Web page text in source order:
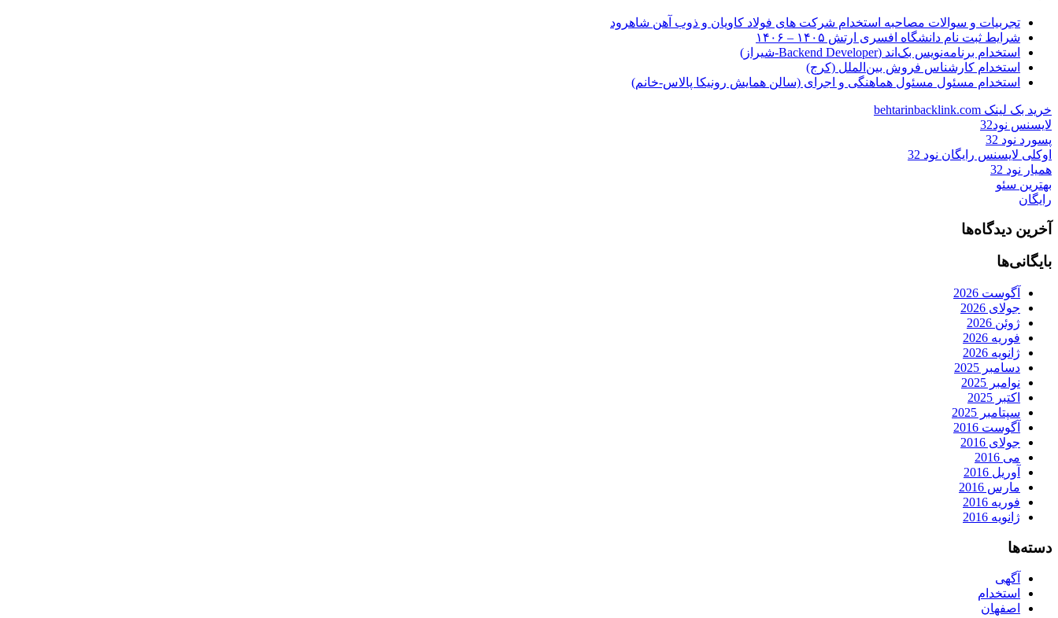
تجربیات و سوالات مصاحبه استخدام شرکت های فولاد کاویان و ذوب آهن شاهرود
شرایط ثبت نام دانشگاه افسری ارتش ۱۴۰۵ – ۱۴۰۶
استخدام برنامه‌نویس بک‌اند (Backend Developer-شیراز)
استخدام کارشناس فروش بین‌الملل (کرج)
استخدام مسئول مسئول هماهنگی و اجرای (سالن همایش رونیکا پالاس-خانم)
خرید بک لینک behtarinbacklink.com
لایسنس نود32
پسورد نود 32
اوکلی لایسنس رایگان نود 32
همیار نود 32
بهترین سئو
رایگان
آخرین دیدگاه‌ها
بایگانی‌ها
آگوست 2026
جولای 2026
ژوئن 2026
فوریه 2026
ژانویه 2026
دسامبر 2025
نوامبر 2025
اکتبر 2025
سپتامبر 2025
آگوست 2016
جولای 2016
می 2016
آوریل 2016
مارس 2016
فوریه 2016
ژانویه 2016
دسته‌ها
آگهی
استخدام
اصفهان